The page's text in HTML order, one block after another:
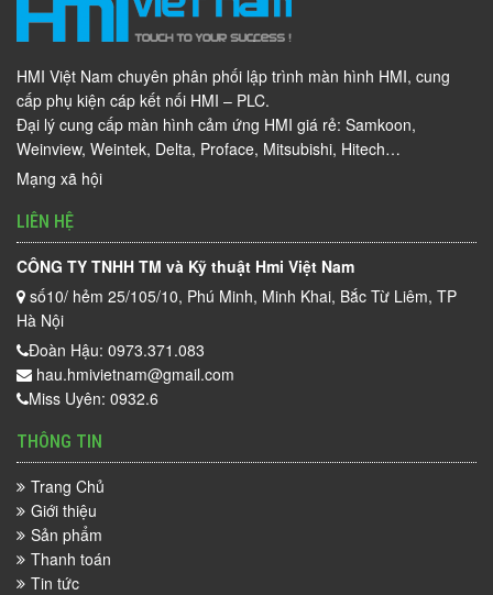
HMI Việt Nam chuyên phân phối lập trình màn hình HMI, cung
cấp phụ kiện cáp kết nối HMI – PLC.
Đại lý cung cấp màn hình cảm ứng HMI giá rẻ: Samkoon,
Weinview, Weintek, Delta, Proface, Mitsubishi, Hitech…
Mạng xã hội
LIÊN HỆ
CÔNG TY TNHH TM và Kỹ thuật Hmi Việt Nam
số10/ hẻm 25/105/10, Phú Minh, Minh Khai, Bắc Từ Liêm, TP
Hà Nội
Đoàn Hậu: 0973.371.083
hau.hmivietnam@gmail.com
Miss Uyên: 0932.6
THÔNG TIN
Trang Chủ
Giới thiệu
Sản phẩm
Thanh toán
Tin tức